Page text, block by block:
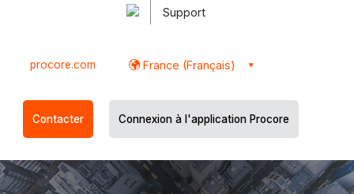
Support
procore.com France (Français)
Contacter Connexion à l'application Procore